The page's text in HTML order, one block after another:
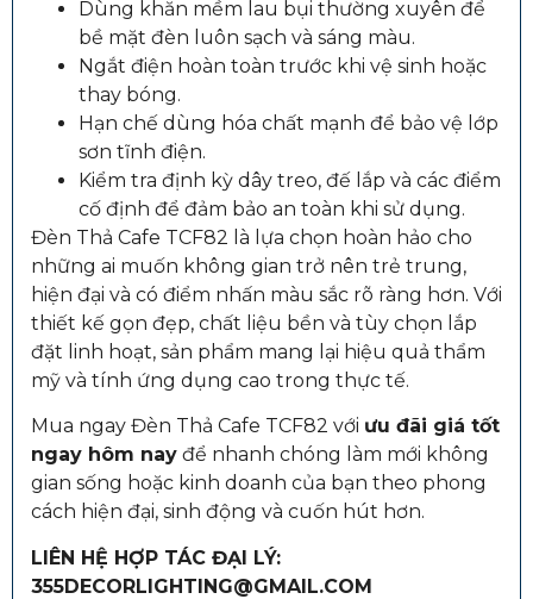
Dùng khăn mềm lau bụi thường xuyên để
bề mặt đèn luôn sạch và sáng màu.
Ngắt điện hoàn toàn trước khi vệ sinh hoặc
thay bóng.
Hạn chế dùng hóa chất mạnh để bảo vệ lớp
sơn tĩnh điện.
Kiểm tra định kỳ dây treo, đế lắp và các điểm
cố định để đảm bảo an toàn khi sử dụng.
Đèn Thả Cafe TCF82 là lựa chọn hoàn hảo cho
những ai muốn không gian trở nên trẻ trung,
hiện đại và có điểm nhấn màu sắc rõ ràng hơn. Với
thiết kế gọn đẹp, chất liệu bền và tùy chọn lắp
đặt linh hoạt, sản phẩm mang lại hiệu quả thẩm
mỹ và tính ứng dụng cao trong thực tế.
Mua ngay Đèn Thả Cafe TCF82 với ưu đãi giá tốt
ngay hôm nay để nhanh chóng làm mới không
gian sống hoặc kinh doanh của bạn theo phong
cách hiện đại, sinh động và cuốn hút hơn.
LIÊN HỆ HỢP TÁC ĐẠI LÝ:
355DECORLIGHTING@GMAIL.COM